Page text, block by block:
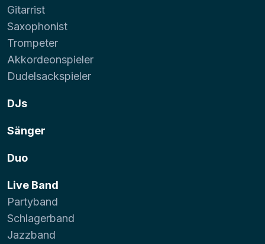
Gitarrist
Saxophonist
Trompeter
Akkordeonspieler
Dudelsackspieler
DJs
Sänger
Duo
Live Band
Partyband
Schlagerband
Jazzband